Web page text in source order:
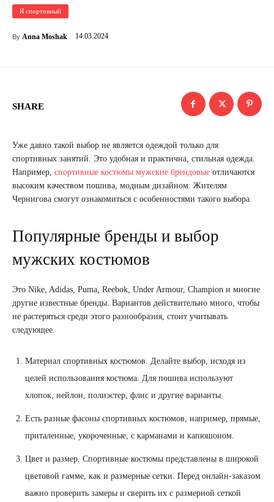
Я спортивный
By Anna Moshak 14.03.2024
SHARE
Уже давно такой выбор не является одеждой только для
спортивных занятий. Это удобная и практична, стильная одежда.
Например, спортивные костюмы мужские брендовые отличаются
высоким качеством пошива, модным дизайном. Жителям
Чернигова смогут ознакомиться с особенностями такого выбора.
‌Популярные бренды и выбор
мужских костюмов
Это Nike, Adidas, Puma, Reebok, Under Armour, Champion и многие
другие известные бренды. Вариантов действительно много, чтобы
не растеряться среди этого разнообразия, стоит учитывать
следующее.
Материал спортивных костюмов. Делайте выбор, исходя из
целей использования костюма. Для пошива используют
хлопок, нейлон, полиэстер, флис и другие варианты.
Есть разные фасоны спортивных костюмов, например, прямые,
приталенные, укороченные, с карманами и капюшоном.
Цвет и размер. Спортивные костюмы представлены в широкой
цветовой гамме, как и размерные сетки. Перед онлайн-заказом
важно проверить замеры и сверить их с размерной сеткой